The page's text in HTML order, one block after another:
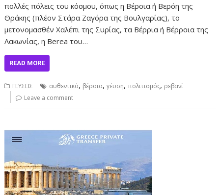
πολλές πόλεις του κόσμου, όπως η Βέροια ή Βερόη της
Θράκης (πλέον Στάρα Ζαγόρα της Βουλγαρίας), το
μετονομασθέν Χαλέπι της Συρίας, τα Βέρρια ή Βέρροια της
Λακωνίας, η Berea του…
READ MORE
ΓΕΥΣΕΙΣ αυθεντικό, βέροια,γέυση,πολιτισμός, ρεβανί
Leave a comment